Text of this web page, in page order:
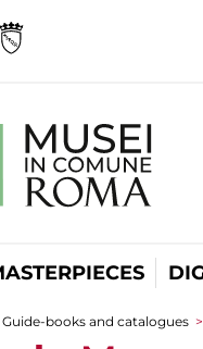
Guide-books and catalogues >